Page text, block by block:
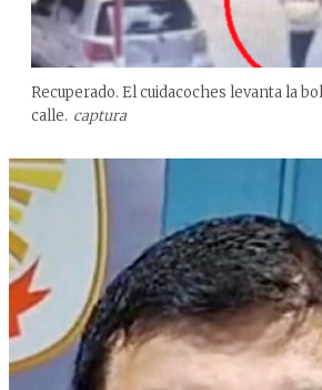
Recuperado. El cuidacoches levanta la
calle. captura